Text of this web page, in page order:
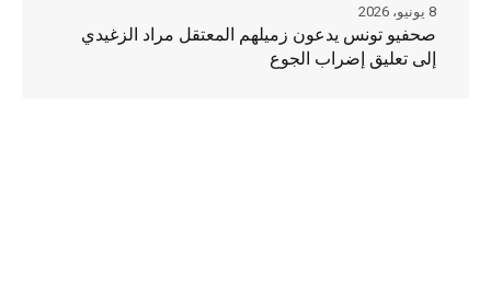
صحفيو تونس يدعون زميلهم المعتقل مراد الزغيدي
إلى تعليق إضراب الجوع
8 يونيو، 2026